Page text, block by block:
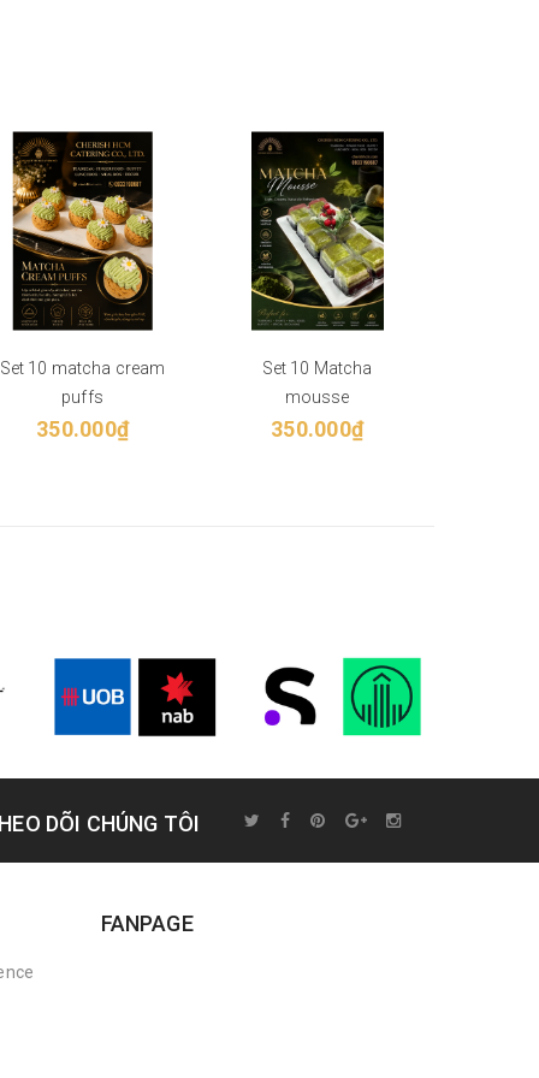
Set 10 matcha cream
puffs
350.000₫
Set 10 Matcha
mousse
350.000₫
DÕI CHÚNG TÔI
FANPAGE